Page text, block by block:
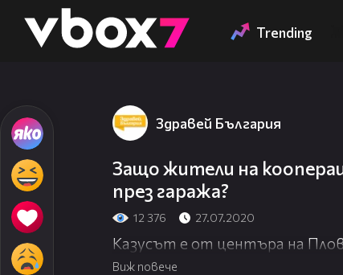
👾 Trending
Здравей България
Защо жители на
през гаража?
12 376 27.07.2020
Казусът е от центъра на
Виж повече